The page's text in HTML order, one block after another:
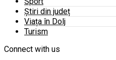
Știri din județ
Viața în Dolj
Turism
Connect with us